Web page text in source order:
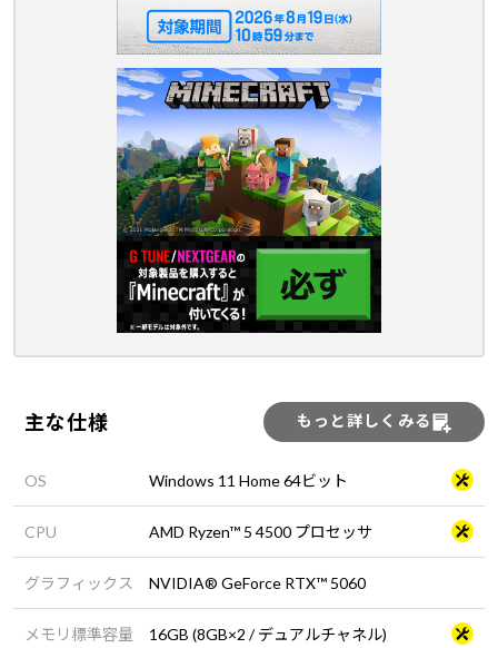
主な仕様 もっと詳しくみる
OS Windows 11 Home 64ビット
CPU AMD Ryzen™ 5 4500 プロセッサ
グラフィックス NVIDIA® GeForce RTX™ 5060
メモリ標準容量 16GB (8GB×2 / デュアルチャネル)